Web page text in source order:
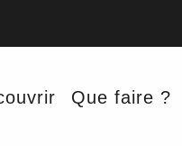
Que faire ?
au bar à rire
vieille.com"